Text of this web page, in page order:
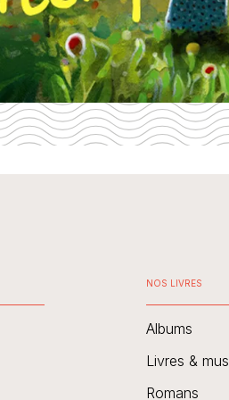
NOS LIVRES
Albums
Livres &
Romans